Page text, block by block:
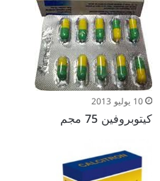
10 يوليو 2013
كيتوبروفين 75 مجم